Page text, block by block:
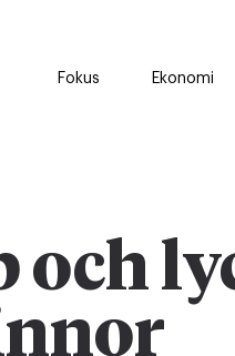
Fokus Ekonomi
och